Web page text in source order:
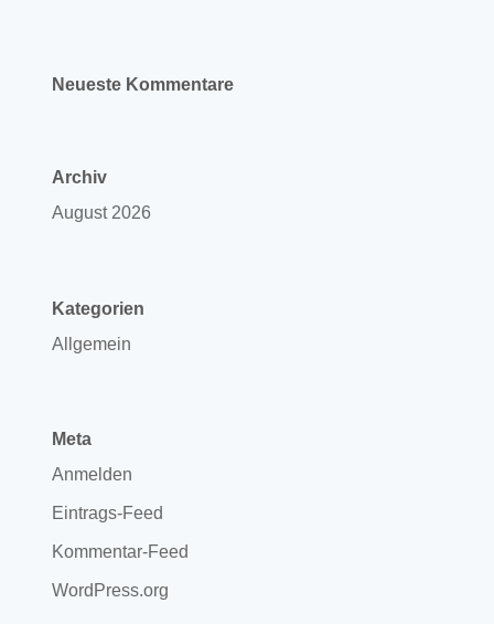
Neueste Kommentare
Archiv
August 2026
Kategorien
Allgemein
Meta
Anmelden
Eintrags-Feed
Kommentar-Feed
WordPress.org